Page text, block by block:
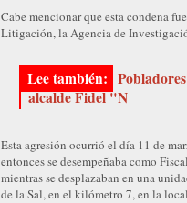
Cabe mencionar que esta condena
Litigación, la Agencia de
alcalde Fidel "N
Esta agresión ocurrió el día 11 de
entonces se desempeñaba como
mientras se desplazaban en una
de la Sal, en el kilómetro 7, en la